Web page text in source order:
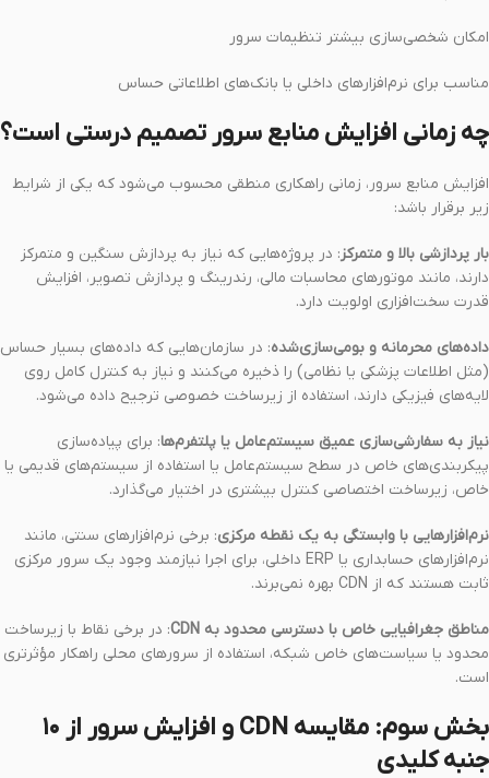
امکان شخصی‌سازی بیشتر تنظیمات سرور
مناسب برای نرم‌افزارهای داخلی یا بانک‌های اطلاعاتی حساس
چه زمانی افزایش منابع سرور تصمیم درستی است؟
افزایش منابع سرور، زمانی راهکاری منطقی محسوب می‌شود که یکی از شرایط
زیر برقرار باشد:
بار پردازشی بالا و متمرکز: در پروژه‌هایی که نیاز به پردازش سنگین و متمرکز
دارند، مانند موتورهای محاسبات مالی، رندرینگ و پردازش تصویر، افزایش
قدرت سخت‌افزاری اولویت دارد.
داده‌های محرمانه و بومی‌سازی‌شده: در سازمان‌هایی که داده‌های بسیار حساس
(مثل اطلاعات پزشکی یا نظامی) را ذخیره می‌کنند و نیاز به کنترل کامل روی
لایه‌های فیزیکی دارند، استفاده از زیرساخت خصوصی ترجیح داده می‌شود.
نیاز به سفارشی‌سازی عمیق سیستم‌عامل یا پلتفرم‌ها: برای پیاده‌سازی
پیکربندی‌های خاص در سطح سیستم‌عامل یا استفاده از سیستم‌های قدیمی یا
خاص، زیرساخت اختصاصی کنترل بیشتری در اختیار می‌گذارد.
نرم‌افزارهایی با وابستگی به یک نقطه مرکزی: برخی نرم‌افزارهای سنتی، مانند
نرم‌افزارهای حسابداری یا ERP داخلی، برای اجرا نیازمند وجود یک سرور مرکزی
ثابت هستند که از CDN بهره نمی‌برند.
مناطق جغرافیایی خاص با دسترسی محدود به CDN
: در برخی نقاط با زیرساخت
محدود یا سیاست‌های خاص شبکه، استفاده از سرورهای محلی راهکار مؤثرتری
است.
بخش سوم: مقایسه CDN و افزایش سرور از ۱۰
جنبه کلیدی